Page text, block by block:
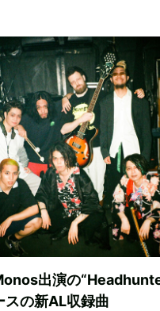
出演の
の新AL収録曲